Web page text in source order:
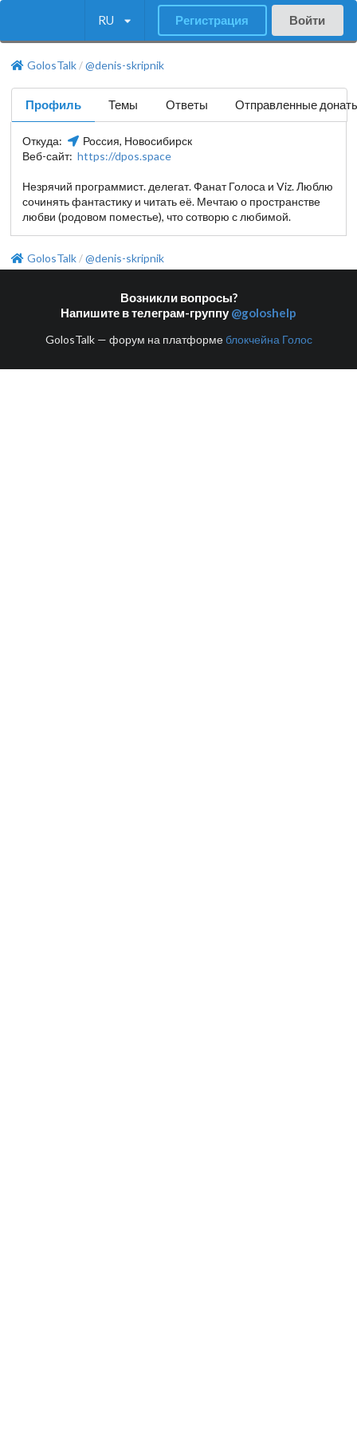
RU Регистрация Войти
GolosTalk/@denis-skripnik
Профиль Темы Ответы Отправленные
Откуда:
Россия, Новосибирск
Веб-сайт: https://dpos.space
Незрячий программист. делегат. Фанат Голоса и Viz. Люблю
сочинять фантастику и читать её. Мечтаю о пространстве
любви (родовом поместье), что сотворю с любимой.
GolosTalk/@denis-skripnik
Возникли вопросы?
Напишите в телеграм-группу @goloshelp
GolosTalk — форум на платформеблокчейна Голос